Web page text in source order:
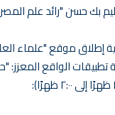
بك حسن "رائد علم